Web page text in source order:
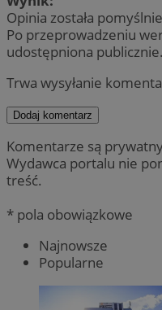
Opinia została
Po przeprowadzeniu
udostępniona publicznie.
Trwa wysyłanie
Dodaj komentarz
Komentarze są
Wydawca portalu nie
treść.
* pola obowiązkowe
Najnowsze
Popularne